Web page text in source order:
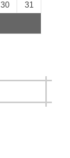
30 31